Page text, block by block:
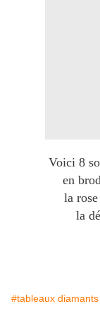
Voici 8
en
la
la
#tableaux diamants